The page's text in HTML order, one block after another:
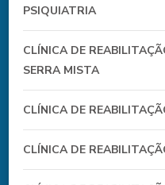
PSIQUIATRIA
CLÍNICA DE
SERRA MISTA
CLÍNICA DE
CLÍNICA DE